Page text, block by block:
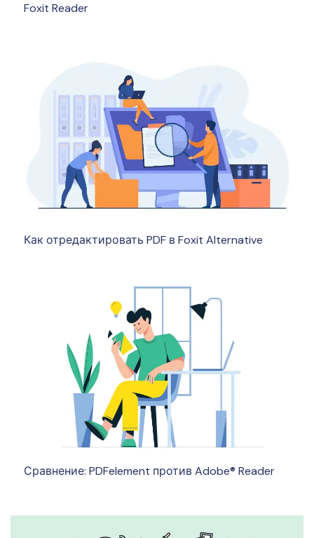
Foxit Reader
Как отредактировать PDF в Foxit Alternative
Сравнение: PDFelement против Adobe® Reader